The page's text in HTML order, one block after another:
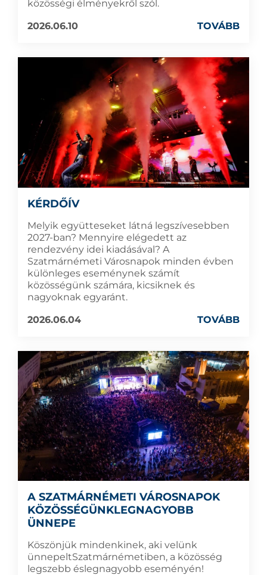
közösségi élményekről szól.
2026.06.10
TOVÁBB
KÉRDŐÍV
Melyik együtteseket látná legszívesebben
2027-ban? Mennyire elégedett az
rendezvény idei kiadásával? A
Szatmárnémeti Városnapok minden évben
különleges eseménynek számít
közösségünk számára, kicsiknek és
nagyoknak egyaránt.
2026.06.04
TOVÁBB
A SZATMÁRNÉMETI VÁROSNAPOK
KÖZÖSSÉGÜNKLEGNAGYOBB
ÜNNEPE
Köszönjük mindenkinek, aki velünk
ünnepeltSzatmárnémetiben, a közösség
legszebb éslegnagyobb eseményén!